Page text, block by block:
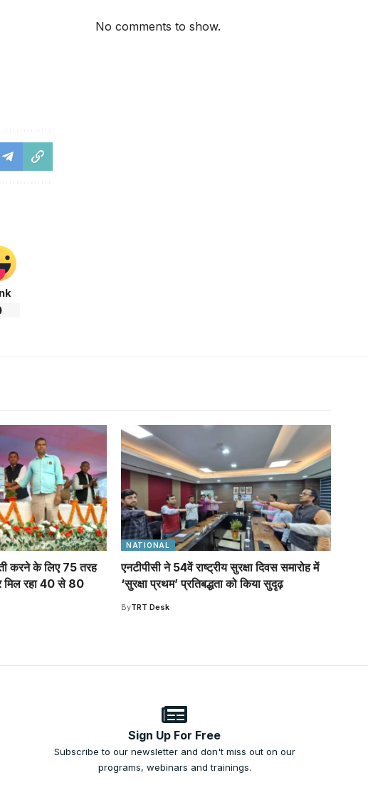
No comments to show.
करने के लिए 75 तरह
मिल रहा 40 से 80
NATIONAL
एनटीपीसी ने 54वें राष्ट्रीय सुरक्षा दिवस समारोह में
‘सुरक्षा प्रथम’ प्रतिबद्धता को किया सुदृढ़
ByTRT Desk
Sign Up For Free
Subscribe to our newsletter and don't miss out on our
programs, webinars and trainings.